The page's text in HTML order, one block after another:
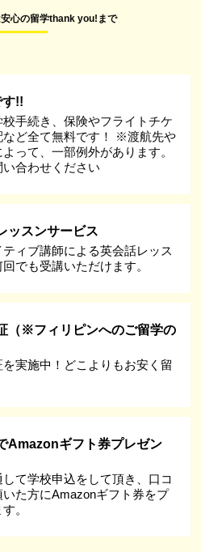
心の留学thank you!まで
す!!
手続き、保険やフライトチケ
など全て無料です！ ※渡航先や
って、一部例外があります。
合わせください
ッスンサービス
ィブ講師による英会話レッス
でも受講いただけます。
（※フィリピンへのご留学の
実施中！どこよりもお安く留
Amazonギフト券プレゼン
て学校申込をして頂き、口コ
いた方にAmazonギフト券をプ
。